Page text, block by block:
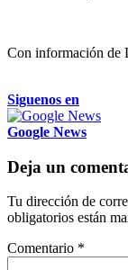
Con información de
Siguenos en
Google News
Deja un
Tu dirección de
obligatorios están
Comentario *